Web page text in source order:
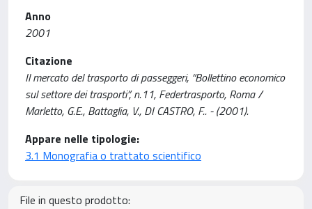
Anno
2001
Citazione
Il mercato del trasporto di passeggeri, “Bollettino economico
sul settore dei trasporti”, n.11, Federtrasporto, Roma /
Marletto, G.E., Battaglia, V., DI CASTRO, F.. - (2001).
Appare nelle tipologie:
3.1 Monografia o trattato scientifico
File in questo prodotto: